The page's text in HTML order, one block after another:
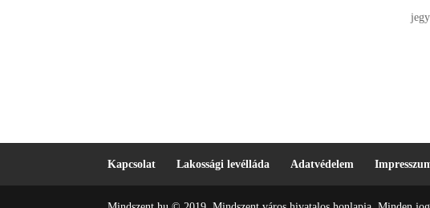
Kapcsolat Lakossági levélláda Adatvédelem